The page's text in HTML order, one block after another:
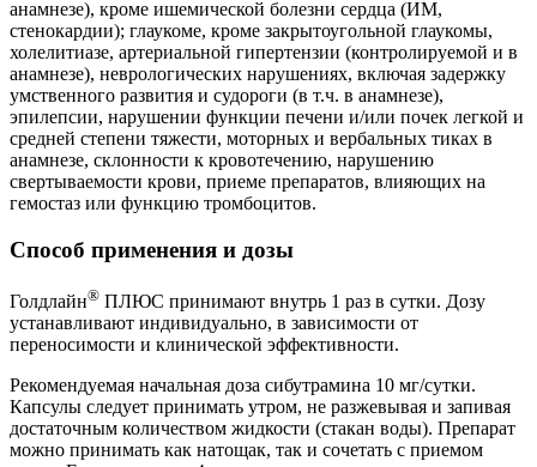
анамнезе), кроме ишемической болезни сердца (ИМ,
стенокардии); глаукоме, кроме закрытоугольной глаукомы,
холелитиазе, артериальной гипертензии (контролируемой и в
анамнезе), неврологических нарушениях, включая задержку
умственного развития и судороги (в т.ч. в анамнезе),
эпилепсии, нарушении функции печени и/или почек легкой и
средней степени тяжести, моторных и вербальных тиках в
анамнезе, склонности к кровотечению, нарушению
свертываемости крови, приеме препаратов, влияющих на
гемостаз или функцию тромбоцитов.
Способ применения и дозы
Голдлайн® ПЛЮС принимают внутрь 1 раз в сутки. Дозу
устанавливают индивидуально, в зависимости от
переносимости и клинической эффективности.
Рекомендуемая начальная доза сибутрамина 10 мг/сутки.
Капсулы следует принимать утром, не разжевывая и запивая
достаточным количеством жидкости (стакан воды). Препарат
можно принимать как натощак, так и сочетать с приемом